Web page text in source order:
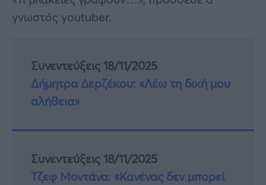
γνωστός youtuber.
Συνεντεύξεις 18/11/2025
Δήμητρα Δερζέκου: «Λέω τη δική μου
αλήθεια»
Συνεντεύξεις 18/11/2025
Τζεφ Μοντάνα: «Κανένας δεν μπορεί